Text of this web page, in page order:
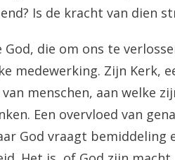
Is de kracht van dien
God, die om ons te
medewerking. Zijn Kerk,
menschen, aan welke
Een overvloed van
God vraagt bemiddeling